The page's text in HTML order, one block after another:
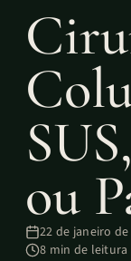
ou
22 de janeiro de
8 min de leitura